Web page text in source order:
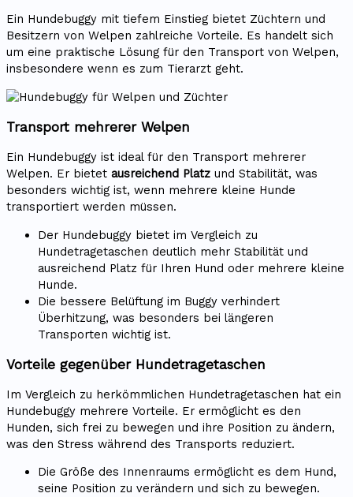
Ein Hundebuggy mit tiefem Einstieg bietet Züchtern und
Besitzern von Welpen zahlreiche Vorteile. Es handelt sich
um eine praktische Lösung für den Transport von Welpen,
insbesondere wenn es zum Tierarzt geht.
Transport mehrerer Welpen
Ein Hundebuggy ist ideal für den Transport mehrerer
Welpen. Er bietet ausreichend Platz und Stabilität, was
besonders wichtig ist, wenn mehrere kleine Hunde
transportiert werden müssen.
Der Hundebuggy bietet im Vergleich zu
Hundetragetaschen deutlich mehr Stabilität und
ausreichend Platz für Ihren Hund oder mehrere kleine
Hunde.
Die bessere Belüftung im Buggy verhindert
Überhitzung, was besonders bei längeren
Transporten wichtig ist.
Vorteile gegenüber Hundetragetaschen
Im Vergleich zu herkömmlichen Hundetragetaschen hat ein
Hundebuggy mehrere Vorteile. Er ermöglicht es den
Hunden, sich frei zu bewegen und ihre Position zu ändern,
was den Stress während des Transports reduziert.
Die Größe des Innenraums ermöglicht es dem Hund,
seine Position zu verändern und sich zu bewegen.